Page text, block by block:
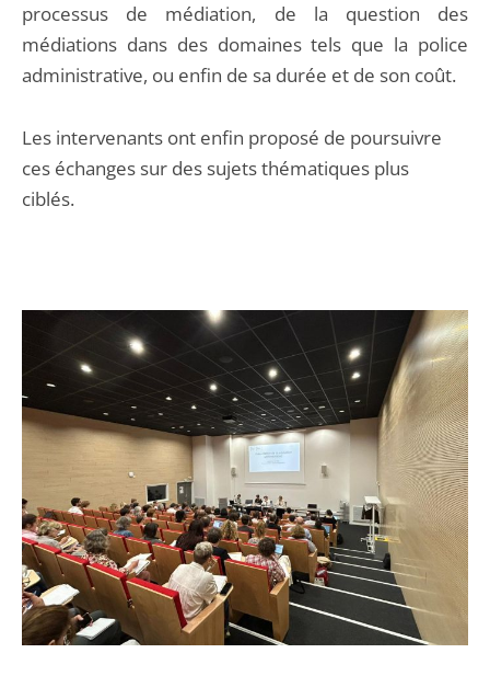
processus de médiation, de la question des
médiations dans des domaines tels que la police
administrative, ou enfin de sa durée et de son coût.
Les intervenants ont enfin proposé de poursuivre
ces échanges sur des sujets thématiques plus
ciblés.